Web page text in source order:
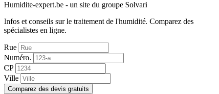
Humidite-expert.be - un site du groupe Solvari
Infos et conseils sur le traitement de l'humidité. Comparez des
spécialistes en ligne.
Rue
Numéro.
CP
Ville
Comparez des devis gratuits